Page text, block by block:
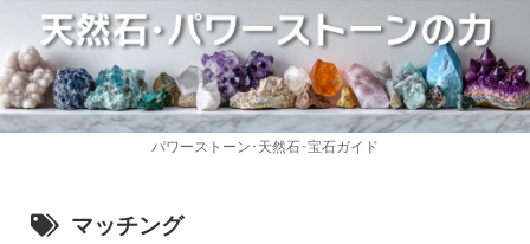
パワーストーン･天然石･宝石ガイド
マッチング